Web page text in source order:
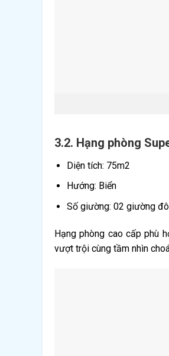
3.2. Hạng phòng
Diện tích: 75m2
Hướng: Biển
Số giường: 02 giường
Hạng phòng cao cấp phù
vượt trội cùng tầm nhìn